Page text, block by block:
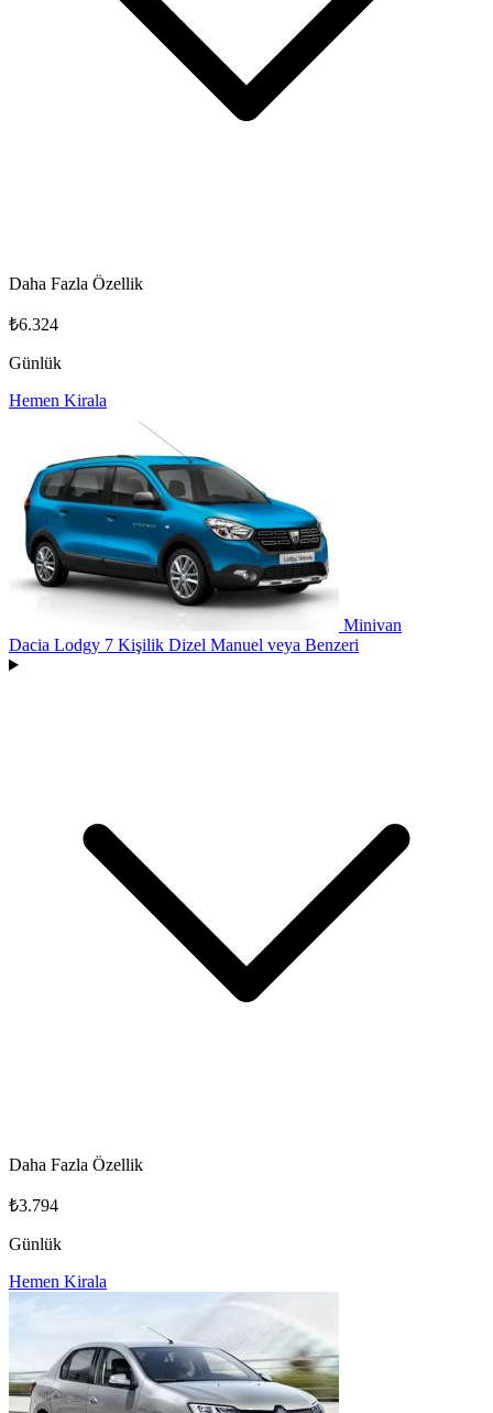
Daha Fazla Özellik
₺6.324
Günlük
Hemen Kirala
Minivan
Dacia Lodgy 7 Kişilik Dizel Manuel veya Benzeri
Daha Fazla Özellik
₺3.794
Günlük
Hemen Kirala